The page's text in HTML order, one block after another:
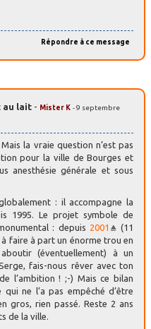
Répondre à ce message
au lait - Mister K - 9 septembre
la vraie question n’est pas
pour la ville de Bourges et
anesthésie générale et sous
: il accompagne la
1995. Le projet symbole de
: depuis 2001
(11
à faire à part un énorme trou en
(éventuellement) à un
fais-nous rêver avec ton
l’ambition ! ;-) Mais ce bilan
ne l’a pas empêché d’être
gros, rien passé. Reste 2 ans
de la ville.